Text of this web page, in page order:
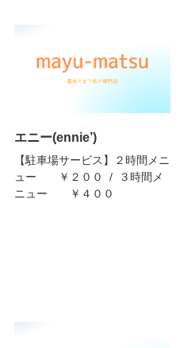
エニー(ennie’)
【駐車場サービス】２時間メニ
ュー ￥２００ / ３時間メ
ニュー ￥４００